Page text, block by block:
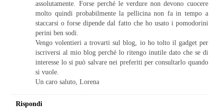
assolutamente. Forse perché le verdure non devono cuocere
molto quindi probabilmente la pellicina non fa in tempo a
staccarsi o forse dipende dal fatto che ho usato i pomodorini
perini ben sodi.
Vengo volentieri a trovarti sul blog, io ho tolto il gadget per
iscriversi al mio blog perché lo ritengo inutile dato che se di
interesse lo si può salvare nei preferiti per consultarlo quando
si vuole.
Un caro saluto, Lorena
Rispondi